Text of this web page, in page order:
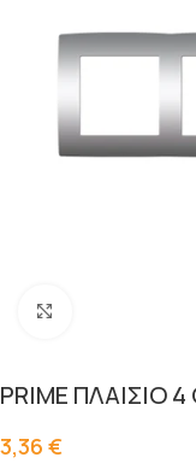
PRIME ΠΛΑΙΣΙΟ
3,36 €